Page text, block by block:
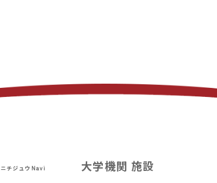
ニチジュウNavi 大学機関 施設